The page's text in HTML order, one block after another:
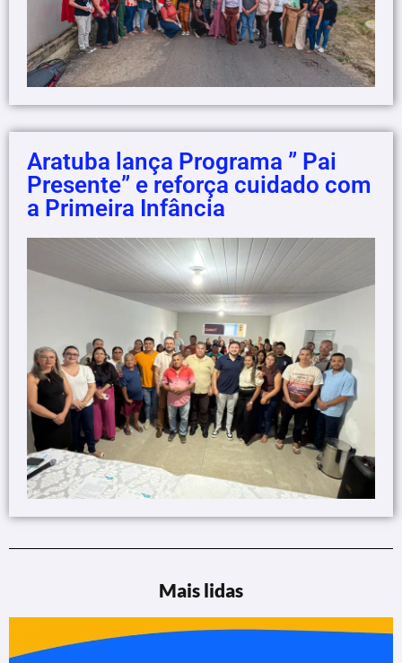
Aratuba lança Programa ” Pai
Presente” e reforça cuidado com
a Primeira Infância
Mais lidas